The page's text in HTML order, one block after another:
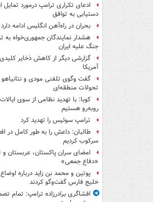
ادعای تکراری ترامپ درمورد تمایل
دستیابی به توافق
بحران در راه‌آهن انگلیس ادامه دارد
هشدار نمایندگان جمهوری‌خواه به
جنگ علیه ایران
گزارشی دیگر از کاهش ذخایر
آمریکا
گفت وگوی تلفنی مودی و نتانیاهو
تحولات منطقه‌ای
کوبا: با تهدید نظامی از سوی
روبه‌رو هستیم
ترامپ سوئیس را تهدید کرد
طالبان: داعش را به طور کامل در
سرکوب کردیم
امضای سران پاکستان، عربستان و
«دفاع جمعی»
پوتین و محمد بن زاید درباره
خلیج فارس گفت‌وگو کردند
افشاگری برادرزاده ترامپ: تمام